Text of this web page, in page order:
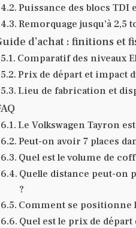
Puissance des blocs TDI
Remorquage jusqu’à
d’achat : finitions et
Comparatif des niveaux
Prix de départ et impact
Lieu de fabrication et
Le Volkswagen Tayron
Peut-on avoir 7 places
Quel est le volume de
Quelle distance peut-on
?
Comment se positionne
Quel est le prix de